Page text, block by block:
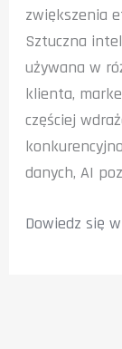
zwiększenia
Sztuczna
używana w
klienta,
częściej
danych, AI
Wdrożenia
Dowiedz się